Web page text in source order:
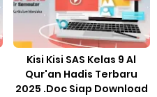
Kisi Kisi SAS Kelas 9 Al
Qur'an Hadis Terbaru
2025 .Doc Siap Download